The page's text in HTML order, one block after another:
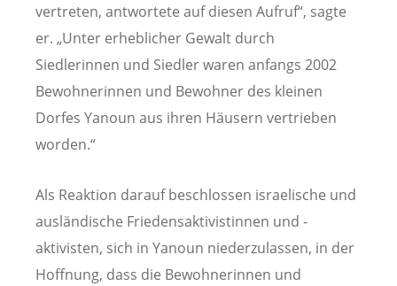
vertreten, antwortete auf diesen Aufruf“, sagte
er. „Unter erheblicher Gewalt durch
Siedlerinnen und Siedler waren anfangs 2002
Bewohnerinnen und Bewohner des kleinen
Dorfes Yanoun aus ihren Häusern vertrieben
worden.“
Als Reaktion darauf beschlossen israelische und
ausländische Friedensaktivistinnen und -
aktivisten, sich in Yanoun niederzulassen, in der
Hoffnung, dass die Bewohnerinnen und